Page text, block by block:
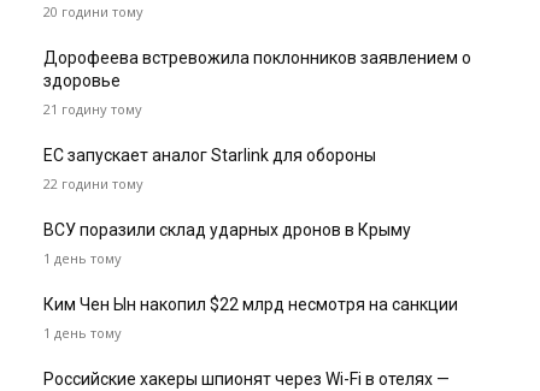
20 години тому
Дорофеева встревожила поклонников заявлением о
здоровье
21 годину тому
ЕС запускает аналог Starlink для обороны
22 години тому
ВСУ поразили склад ударных дронов в Крыму
1 день тому
Ким Чен Ын накопил $22 млрд несмотря на санкции
1 день тому
Российские хакеры шпионят через Wi-Fi в отелях —